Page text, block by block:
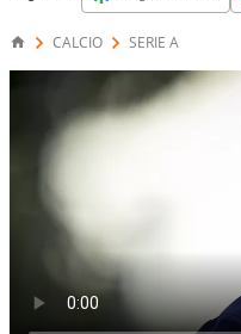
CALCIO SERIE A